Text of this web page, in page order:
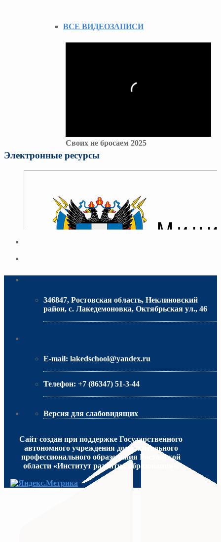
ВСЕ ВИДЕОЗАПИСИ
Своих не бросаем 2025
Электронные ресурсы
МИНИСТЕРСТВО ПРОСВЕЩЕНИЯ
346847, Ростовская область, Неклиновский
район, с. Лакедемоновка, Октябрьская ул., 46
E-mail: lakedschool@yandex.ru
Телефон: +7 (86347) 51-3-44
Версия для слабовидящих
Сайт создан при поддержке Государственного
автономного учреждения дополнительного
профессионального образования Ростовской
области «Институт развития образования».